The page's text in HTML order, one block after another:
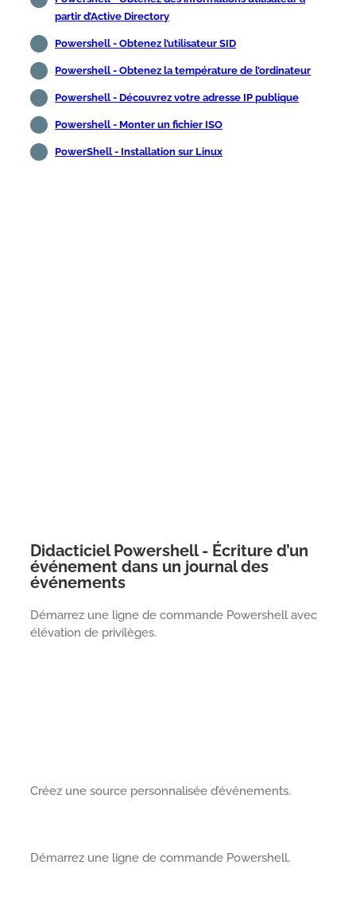
partir d’Active Directory
Powershell - Obtenez l’utilisateur SID
Powershell - Obtenez la température de l’ordinateur
Powershell - Découvrez votre adresse IP publique
Powershell - Monter un fichier ISO
PowerShell - Installation sur Linux
Didacticiel Powershell - Écriture d’un
événement dans un journal des
événements
Démarrez une ligne de commande Powershell avec
élévation de privilèges.
Créez une source personnalisée d’événements.
Démarrez une ligne de commande Powershell.